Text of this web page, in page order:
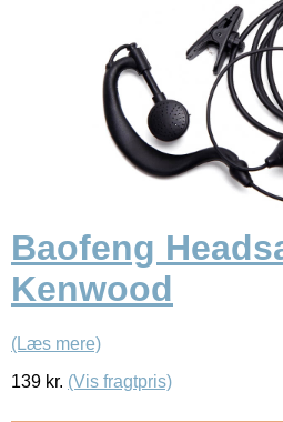
Baofeng
Kenwood
(Læs mere)
139 kr. (Vis fragtpris)